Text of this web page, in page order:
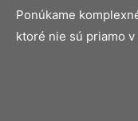
Ponúkame
ktoré nie sú priamo